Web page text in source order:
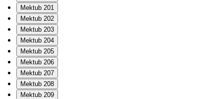
Mektub 201
Mektub 202
Mektub 203
Mektub 204
Mektub 205
Mektub 206
Mektub 207
Mektub 208
Mektub 209